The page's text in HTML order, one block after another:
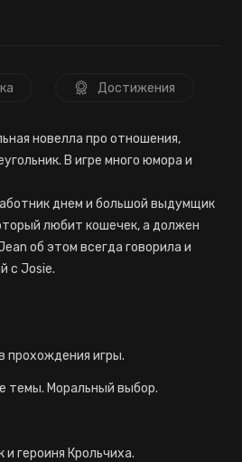
Достижения
новелла про отношения,
В игре много юмора и
днем и большой выдумщик
любит кошечек, а должен
об этом всегда говорила и
с Josie.
прохождения игры.
темы. Моральный выбор.
и героиня Крольчиха.